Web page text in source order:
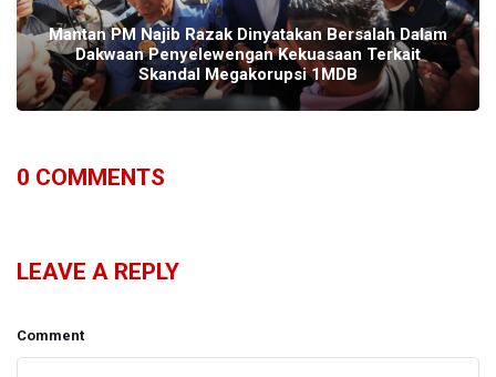
Mantan PM Najib Razak Dinyatakan Bersalah Dalam
Dakwaan Penyelewengan Kekuasaan Terkait
Skandal Megakorupsi 1MDB
0 COMMENTS
LEAVE A REPLY
Comment